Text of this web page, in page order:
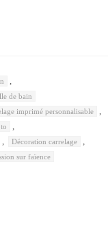
de bain
imprimé personnalisable
Décoration carrelage
sur faïence